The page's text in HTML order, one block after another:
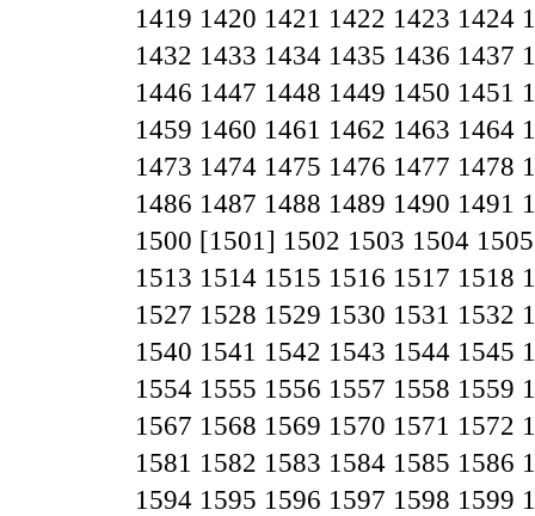
1419 1420 1421 1422 1423 1424
1432 1433 1434 1435 1436 1437
1446 1447 1448 1449 1450 1451
1459 1460 1461 1462 1463 1464
1473 1474 1475 1476 1477 1478
1486 1487 1488 1489 1490 1491
1500 [1501] 1502 1503 1504 1505
1513 1514 1515 1516 1517 1518
1527 1528 1529 1530 1531 1532
1540 1541 1542 1543 1544 1545
1554 1555 1556 1557 1558 1559
1567 1568 1569 1570 1571 1572
1581 1582 1583 1584 1585 1586
1594 1595 1596 1597 1598 1599